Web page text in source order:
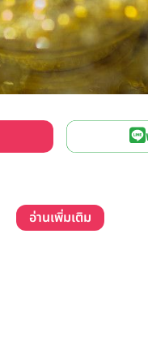
อ่านเพิ่มเติม